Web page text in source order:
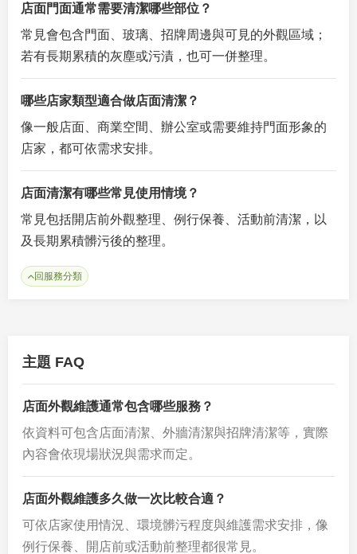
店面門面通常需要清潔哪些部位？
常見會包含門面、玻璃、招牌周邊與可見的外觀區域；
若有長期累積的灰塵或污漬，也可一併整理。
哪些店家類型適合做店面清潔？
像一般店面、商業空間、辦公室或需要維持門面形象的
店家，都可依需求安排。
店面清潔有哪些常見使用情境？
常見包括開店前外觀整理、例行保養、活動前清潔，以
及長期累積髒污後的整理。
回服務分類
主題 FAQ
店面外觀維護通常包含哪些服務？
依資料可包含店面清潔、外牆清潔與招牌清潔等，實際
內容會依現場狀況與需求而定。
店面外觀維護多久做一次比較合適？
可依店家使用情況、環境髒污程度與維護需求安排，像
例行保養、開店前或活動前整理都很常見。